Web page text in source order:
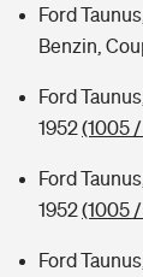
Ford
Benzin,
Ford
1952(1005
Ford
1952(1005
Ford